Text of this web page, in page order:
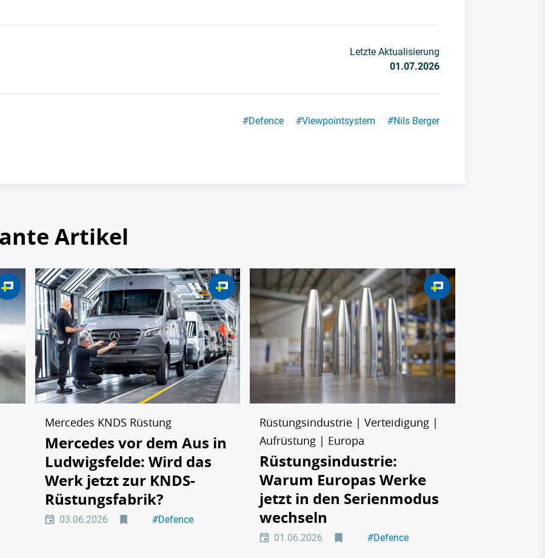
Letzte Aktualisierung
01.07.2026
#Defence #Viewpointsystem #Nils Berger
Artikel
Mercedes KNDS Rüstung
Mercedes vor dem Aus in
Ludwigsfelde: Wird das
Werk jetzt zur KNDS-
Rüstungsfabrik?
03.06.2026 #Defence
Rüstungsindustrie | Verteidigung |
Aufrüstung | Europa
Rüstungsindustrie:
Warum Europas Werke
jetzt in den Serienmodus
wechseln
01.06.2026 #Defence